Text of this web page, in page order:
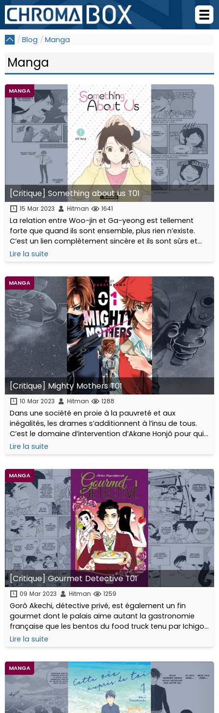
Blog Manga
Manga
MANGA
[Critique] Something about us T01
15 Mar 2023 Hitman 1641
La relation entre Woo-jin et Ga-yeong est tellement
forte que quand ils sont ensemble, plus rien n’existe.
C’est un lien complètement sincère et ils sont sûrs et
certains d’être les meilleurs amis au monde. Mais il n’y a
qu’eux qui le pensent!
Lire la suite
MANGA
[Critique] Mighty Mothers T01
10 Mar 2023 Hitman 1288
Dans une société en proie à la pauvreté et aux
inégalités, les drames s’additionnent à l’insu de tous.
C’est le domaine d’intervention d’Akane Honjô pour qui
son « service » au jardin d’enfants de son fils constitue
une couverture...
Lire la suite
MANGA
[Critique] Gourmet Detective T01
09 Mar 2023 Hitman 1259
Gorô Akechi, détective privé, est également un fin
gourmet dont le palais aime autant la gastronomie
française que les bentos du food truck tenu par Ichigo
Kobayashi, dont le commerce est installé face à son
agence.
Lire la suite
MANGA